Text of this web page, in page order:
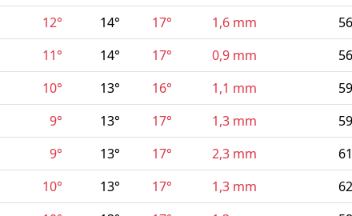
12° 14° 17° 1,6 mm
11° 14° 17° 0,9 mm
10° 13° 16° 1,1 mm
9° 13° 17° 1,3 mm
9° 13° 17° 2,3 mm
10° 13° 17° 1,3 mm